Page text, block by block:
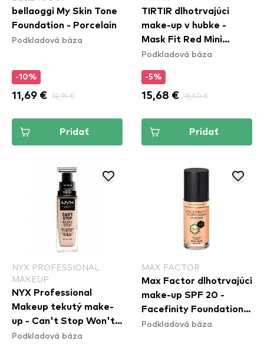
bellaoggi My Skin Tone
Foundation - Porcelain
Podkladová báza
-10%
11,69 € 12,99 €
Pridať
TIRTIR dlhotrvajúci
make-up v hubke -
Mask Fit Red Mini
Cushion - 31N French
Podkladová báza
-5%
15,68 € 16,50 €
Pridať
NYX PROFESSIONAL
MAKEUP
NYX Professional
Makeup tekutý make-
up - Can't Stop Won't
Stop Full Coverage
Podkladová báza
MAX FACTOR
Max Factor dlhotrvajúci
make-up SPF 20 -
Facefinity Foundation -
N75 Golden
Podkladová báza